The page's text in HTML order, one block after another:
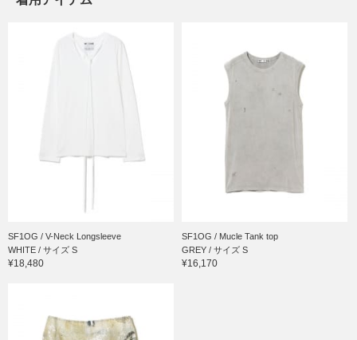
SF1OG / V-Neck Longsleeve
WHITE / サイズ S
¥18,480
SF1OG / Mucle Tank top
GREY / サイズ S
¥16,170